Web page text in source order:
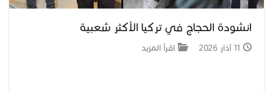
انشودة الحجاج في تركيا الأكثر شعبية
11 آذار 2026 اقرأ المزيد